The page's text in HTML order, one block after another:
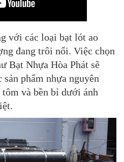
với các loại bạt lót ao
đang trôi nổi. Việc chọn
Bạt Nhựa Hòa Phát sẽ
phẩm nhựa nguyên
và bền bỉ dưới ánh